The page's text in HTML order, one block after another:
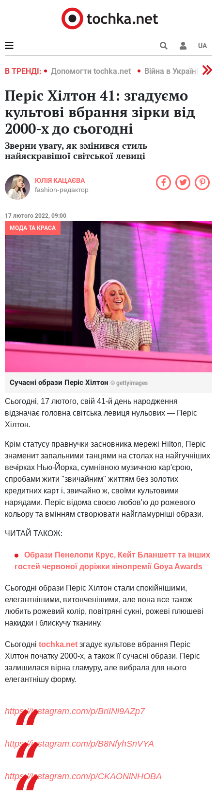
UA
В ТРЕНДІ:
2022 Допомогти tochka.net Війна в Україні 2022
Періс Хілтон 41: згадуємо
культові вбрання зірки від
2000-х до сьогодні
Зверни увагу, як змінився стиль
найяскравішої світської левиці
ЮЛІЯ КАЦАЄВА
fashion-редактор
17 лютого 2022, 09:00
МОДА ТА КРАСА
Сучасні образи Періс Хілтон © gettyimages
Сьогодні, 17 лютого, свій 41-й день народження
відзначає головна світська левиця нульових — Періс
Хілтон.
Крім статусу правнучки засновника мережі Hilton, Періс
знаменит запальними танцями на столах на найгучніших
вечірках Нью-Йорка, сумнівною музичною кар'єрою,
спробами жити "звичайним" життям без золотих
кредитних карт і, звичайно ж, своїми культовими
нарядами. Періс відома своєю любов'ю до рожевого
кольору та вмінням створювати найгламурніші образи.
ЧИТАЙ ТАКОЖ:
Образи Пенелопи Крус, Кейт Бланшетт та інших
гостей червоної доріжки кінопремії Goya Awards
Сьогодні образи Періс Хілтон стали спокійнішими,
елегантнішими, витонченішими, але вона все також
любить рожевий колір, повітряні сукні, рожеві плюшеві
накидки і блискучу тканину.
Сьогодні tochka.net згадує культове вбрання Періс
Хілтон початку 2000-х, а також її сучасні образи. Періс
залишилася вірна гламуру, але вибрала для нього
елегантнішу форму.
https://instagram.com/p/BriINl9AZp7
https://instagram.com/p/B8NfyhSnVYA
https://instagram.com/p/CKAONlNHOBA